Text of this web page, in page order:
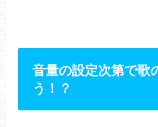
音量の設定次第で歌
う！？